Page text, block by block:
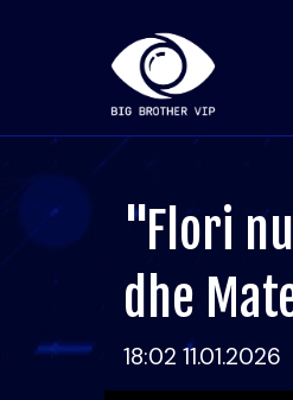
"Flori
dhe
18:02 11.01.2026